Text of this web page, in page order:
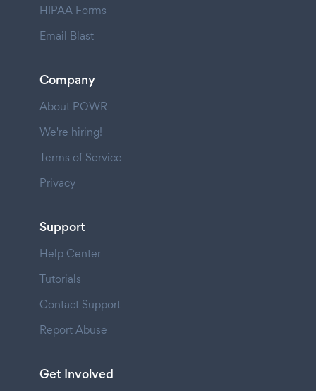
HIPAA Forms
Email Blast
Company
About POWR
We're hiring!
Terms of Service
Privacy
Support
Help Center
Tutorials
Contact Support
Report Abuse
Get Involved